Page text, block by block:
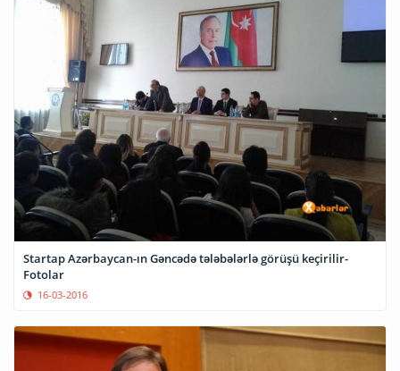
Startap Azərbaycan-ın Gəncədə tələbələrlə görüşü keçirilir-
Fotolar
16-03-2016